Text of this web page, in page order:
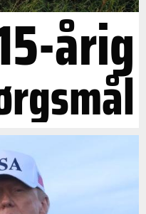
årig